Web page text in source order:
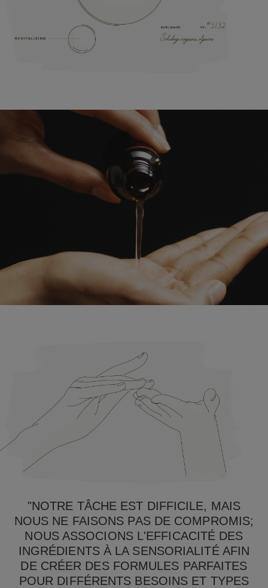
"NOTRE TÂCHE EST DIFFICILE, MAIS
NOUS NE FAISONS PAS DE COMPROMIS;
NOUS ASSOCIONS L'EFFICACITÉ DES
INGRÉDIENTS À LA SENSORIALITÉ AFIN
DE CRÉER DES FORMULES PARFAITES
POUR DIFFÉRENTS BESOINS ET TYPES